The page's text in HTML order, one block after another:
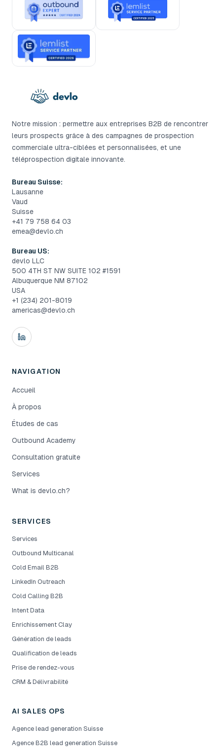
Notre mission : permettre aux entreprises B2B de rencontrer
leurs prospects grâce à des campagnes de prospection
commerciale ultra-ciblées et personnalisées, et une
téléprospection digitale innovante.
Bureau Suisse:
Lausanne
Vaud
Suisse
+41 79 758 64 03
emea@devlo.ch
Bureau US:
devlo LLC
500 4TH ST NW SUITE 102 #1591
Albuquerque NM 87102
USA
+1 (234) 201-8019
americas@devlo.ch
NAVIGATION
Accueil
À propos
Études de cas
Outbound Academy
Consultation gratuite
Services
What is devlo.ch?
SERVICES
Services
Outbound Multicanal
Cold Email B2B
LinkedIn Outreach
Cold Calling B2B
Intent Data
Enrichissement Clay
Génération de leads
Qualification de leads
Prise de rendez-vous
CRM & Délivrabilité
AI SALES OPS
Agence lead generation Suisse
Agence B2B lead generation Suisse